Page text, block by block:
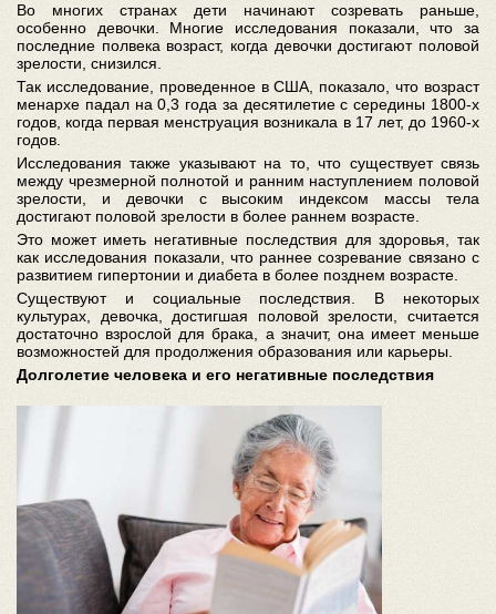
Во многих странах дети начинают созревать раньше,
особенно девочки. Многие исследования показали, что за
последние полвека возраст, когда девочки достигают половой
зрелости, снизился.
Так исследование, проведенное в США, показало, что возраст
менархе падал на 0,3 года за десятилетие с середины 1800-х
годов, когда первая менструация возникала в 17 лет, до 1960-х
годов.
Исследования также указывают на то, что существует связь
между чрезмерной полнотой и ранним наступлением половой
зрелости, и девочки с высоким индексом массы тела
достигают половой зрелости в более раннем возрасте.
Это может иметь негативные последствия для здоровья, так
как исследования показали, что раннее созревание связано с
развитием гипертонии и диабета в более позднем возрасте.
Существуют и социальные последствия. В некоторых
культурах, девочка, достигшая половой зрелости, считается
достаточно взрослой для брака, а значит, она имеет меньше
возможностей для продолжения образования или карьеры.
Долголетие человека и его негативные последствия